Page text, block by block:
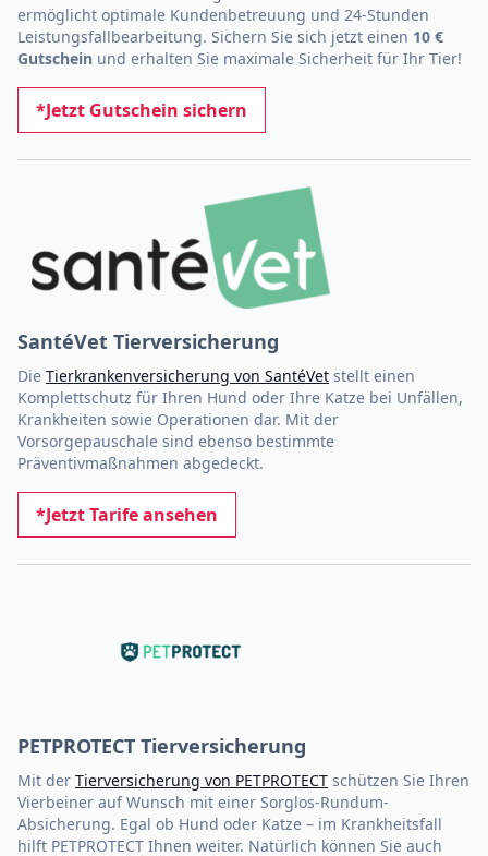
ermöglicht optimale Kundenbetreuung und 24-Stunden
Leistungsfallbearbeitung. Sichern Sie sich jetzt einen 10 €
Gutschein und erhalten Sie maximale Sicherheit für Ihr Tier!
*Jetzt Gutschein sichern
SantéVet Tierversicherung
Die Tierkrankenversicherung von SantéVet stellt einen
Komplettschutz für Ihren Hund oder Ihre Katze bei Unfällen,
Krankheiten sowie Operationen dar. Mit der
Vorsorgepauschale sind ebenso bestimmte
Präventivmaßnahmen abgedeckt.
*Jetzt Tarife ansehen
PETPROTECT Tierversicherung
Mit der Tierversicherung von PETPROTECT schützen Sie Ihren
Vierbeiner auf Wunsch mit einer Sorglos-Rundum-
Absicherung. Egal ob Hund oder Katze – im Krankheitsfall
hilft PETPROTECT Ihnen weiter. Natürlich können Sie auch